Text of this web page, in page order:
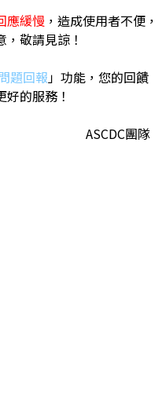
應緩慢 ，造成使用者不便，
敬請見諒！
題回報」功能，您的回饋
的服務！
團隊